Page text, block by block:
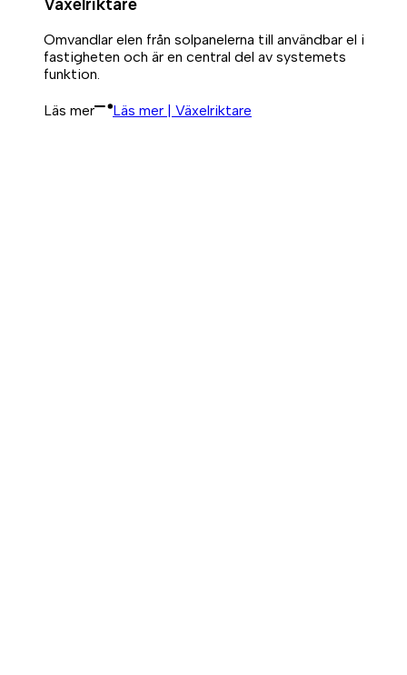
Omvandlar elen från solpanelerna till användbar el i
fastigheten och är en central del av systemets
funktion.
Läs mer Läs mer | Växelriktare